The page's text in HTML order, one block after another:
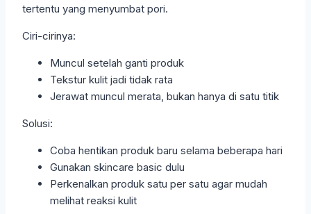
tertentu yang menyumbat pori.
Ciri-cirinya:
Muncul setelah ganti produk
Tekstur kulit jadi tidak rata
Jerawat muncul merata, bukan hanya di satu titik
Solusi:
Coba hentikan produk baru selama beberapa hari
Gunakan skincare basic dulu
Perkenalkan produk satu per satu agar mudah
melihat reaksi kulit